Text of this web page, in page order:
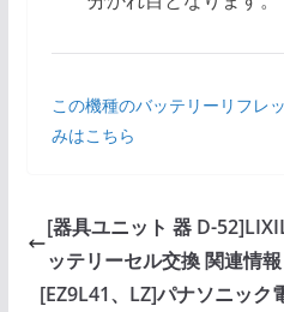
この機種のバッテリーリフレ
みはこちら
[器具ユニット 器 D-
ッテリーセル交換 関連情報
[EZ9L41、LZ]パナソニッ